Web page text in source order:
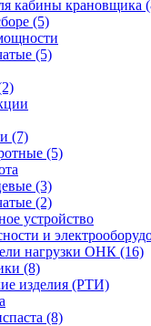
кабины крановщика
(5)
(5)
(7)
(5)
(3)
(2)
устройство
и
нагрузки ОНК (16)
(8)
изделия (РТИ)
(8)